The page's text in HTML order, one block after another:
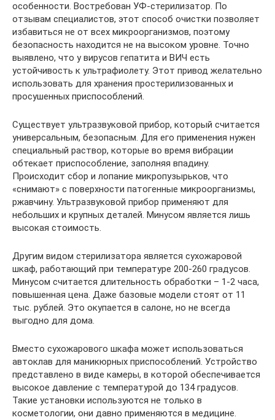
особенности. Востребован УФ-стерилизатор. По
отзывам специалистов, этот способ очистки позволяет
избавиться не от всех микроорганизмов, поэтому
безопасность находится не на высоком уровне. Точно
выявлено, что у вирусов гепатита и ВИЧ есть
устойчивость к ультрафиолету. Этот привод желательно
использовать для хранения простерилизованных и
просушенных приспособлений.
Существует ультразвуковой прибор, который считается
универсальным, безопасным. Для его применения нужен
специальный раствор, которые во время вибрации
обтекает приспособление, заполняя впадину.
Происходит сбор и лопание микропузырьков, что
«снимают» с поверхности патогенные микроорганизмы,
ржавчину. Ультразвуковой прибор применяют для
небольших и крупных деталей. Минусом является лишь
высокая стоимость.
Другим видом стерилизатора является сухожаровой
шкаф, работающий при температуре 200-260 градусов.
Минусом считается длительность обработки – 1-2 часа,
повышенная цена. Даже базовые модели стоят от 11
тыс. рублей. Это окупается в салоне, но не всегда
выгодно для дома.
Вместо сухожарового шкафа может использоваться
автоклав для маникюрных приспособлений. Устройство
представлено в виде камеры, в которой обеспечивается
высокое давление с температурой до 134 градусов.
Такие установки используются не только в
косметологии, они давно применяются в медицине.